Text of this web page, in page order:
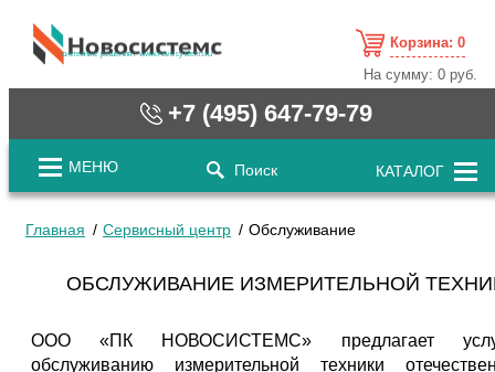
cистемные решения / www.novosystems.ru
Корзина: 0
На сумму:0 руб.
+7 (495) 647-79-79
МЕНЮ Поиск КАТАЛОГ
Главная Сервисный центр Обслуживание
ОБСЛУЖИВАНИЕ ИЗМЕРИТЕЛЬНОЙ
ООО «ПК НОВОСИСТЕМС» предлагает
обслуживанию измерительной техники